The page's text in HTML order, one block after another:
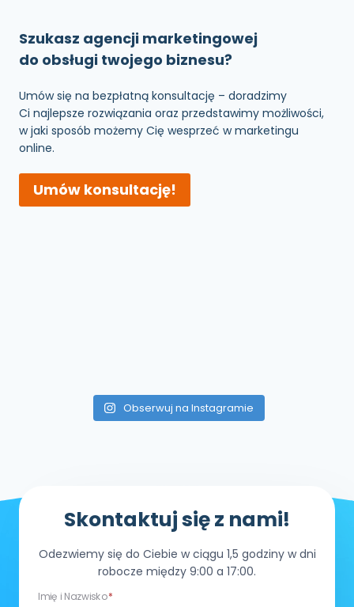
Szukasz agencji marketingowej
do obsługi twojego biznesu?
Umów się na bezpłatną konsultację – doradzimy
Ci najlepsze rozwiązania oraz przedstawimy możliwości,
w jaki sposób możemy Cię wesprzeć w marketingu
online.
Umów konsultację!
Obserwuj na Instagramie
Skontaktuj się z nami!
Odezwiemy się do Ciebie w ciągu 1,5 godziny w dni
robocze między 9:00 a 17:00.
Imię i Nazwisko*